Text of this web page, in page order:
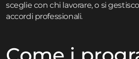
sceglie con chi lavorare, o si
accordi professionali.